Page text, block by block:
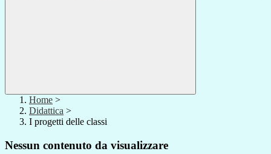
Home >
Didattica >
I progetti delle classi
Nessun contenuto da visualizzare